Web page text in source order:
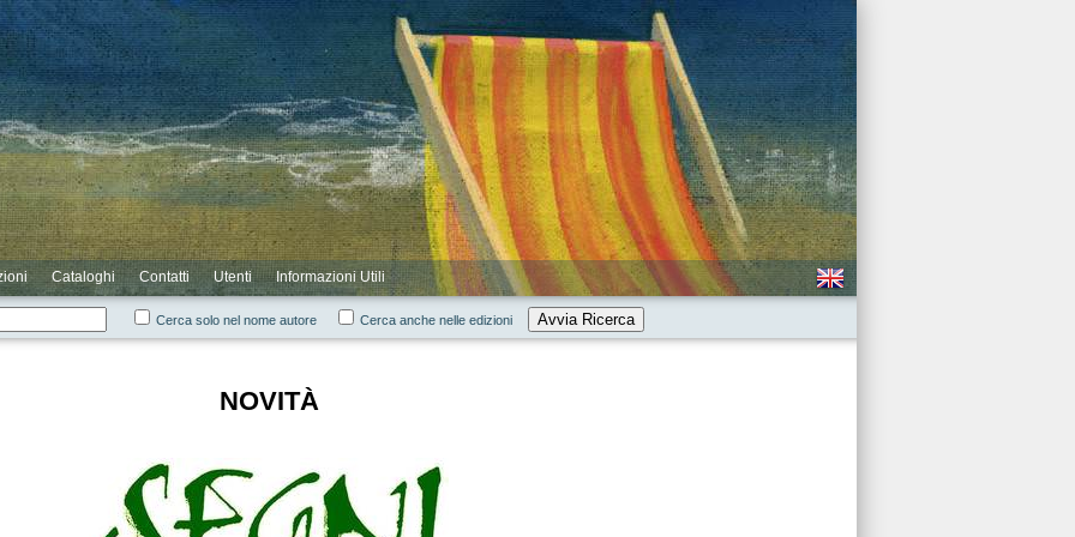
Cataloghi Contatti Utenti Informazioni Utili
Cerca solo nel nome autore Cerca anche nelle edizioni Avvia Ricerca
NOVITÀ